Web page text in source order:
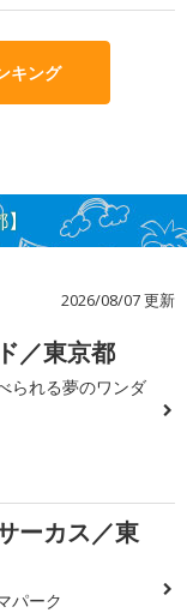
キング
2026/08/07 更新
／東京都
られる夢のワンダ
ーカス／東
パーク